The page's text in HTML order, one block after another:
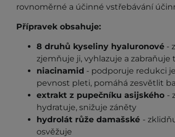
rovnoměrné a účinné vstřebávání
Přípravek obsahuje:
8 druhů kyseliny hyaluronové -
zjemňuje ji, vyhlazuje a zabraňuje
niacinamid - podporuje redukci
pevnost pleti, pomáhá zesvětlit
extrakt z pupečníku asijského -
hydratuje, snižuje záněty
hydrolát růže damašské -
osvěžuje